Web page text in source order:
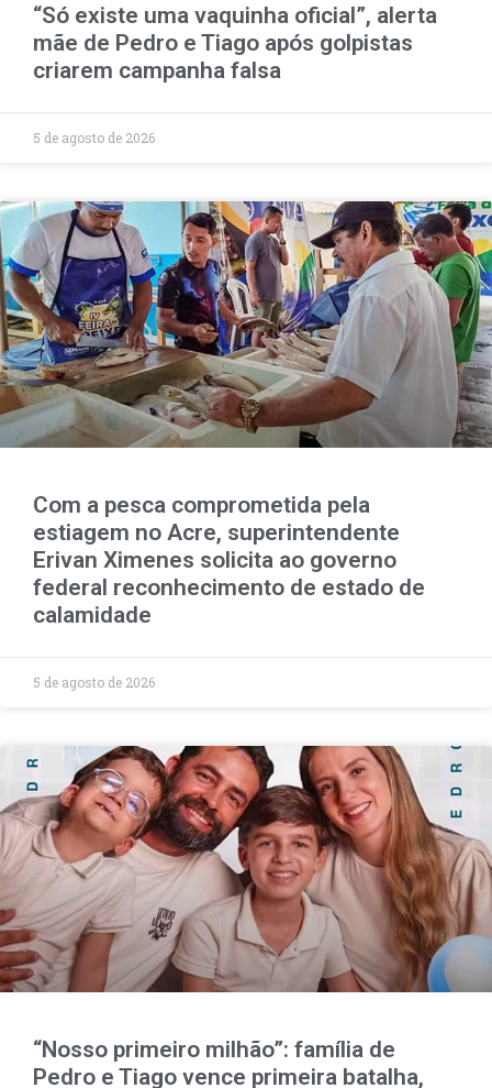
“Só existe uma vaquinha oficial”, alerta
mãe de Pedro e Tiago após golpistas
criarem campanha falsa
5 de agosto de 2026
Com a pesca comprometida pela
estiagem no Acre, superintendente
Erivan Ximenes solicita ao governo
federal reconhecimento de estado de
calamidade
5 de agosto de 2026
“Nosso primeiro milhão”: família de
Pedro e Tiago vence primeira batalha,